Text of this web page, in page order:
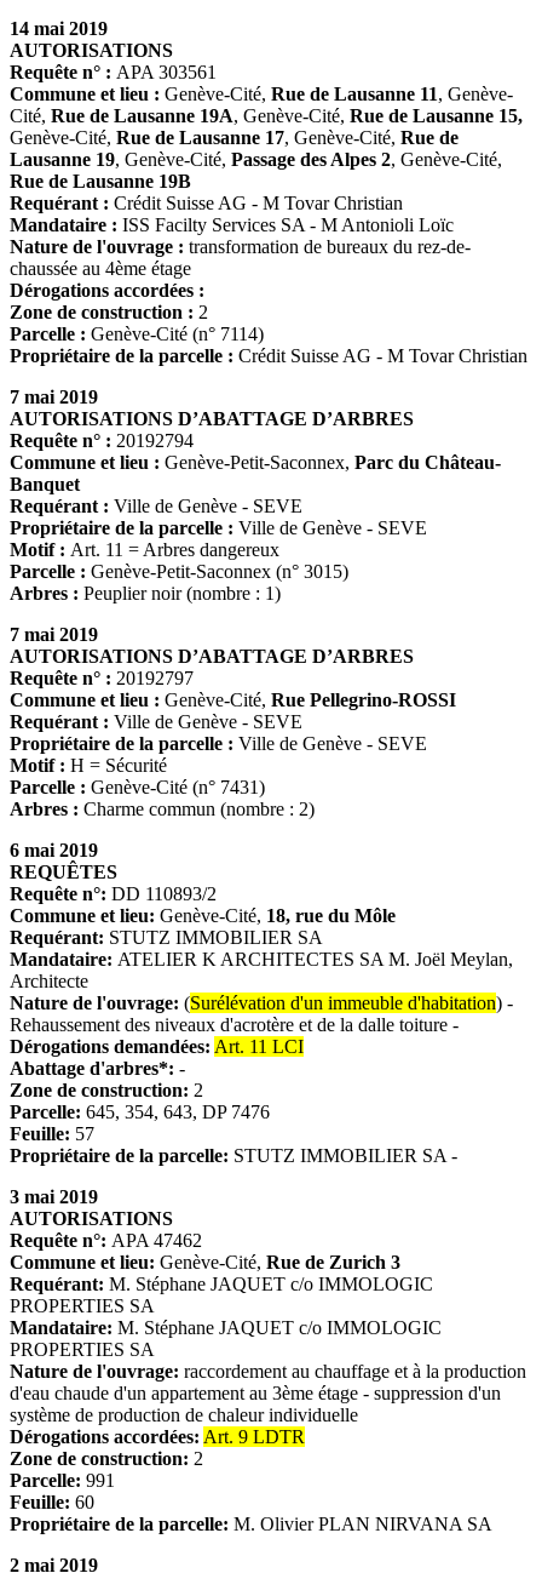
14 mai 2019
AUTORISATIONS
Requête n° : APA 303561
Commune et lieu : Genève-Cité, Rue de Lausanne 11, Genève-
Cité, Rue de Lausanne 19A, Genève-Cité, Rue de Lausanne 15,
Genève-Cité, Rue de Lausanne 17, Genève-Cité, Rue de
Lausanne 19, Genève-Cité, Passage des Alpes 2, Genève-Cité,
Rue de Lausanne 19B
Requérant : Crédit Suisse AG - M Tovar Christian
Mandataire : ISS Facilty Services SA - M Antonioli Loïc
Nature de l'ouvrage : transformation de bureaux du rez-de-
chaussée au 4ème étage
Dérogations accordées :
Zone de construction : 2
Parcelle : Genève-Cité (n° 7114)
Propriétaire de la parcelle : Crédit Suisse AG - M Tovar Christian
7 mai 2019
AUTORISATIONS D’ABATTAGE D’ARBRES
Requête n° : 20192794
Commune et lieu : Genève-Petit-Saconnex, Parc du Château-
Banquet
Requérant : Ville de Genève - SEVE
Propriétaire de la parcelle : Ville de Genève - SEVE
Motif : Art. 11 = Arbres dangereux
Parcelle : Genève-Petit-Saconnex (n° 3015)
Arbres : Peuplier noir (nombre : 1)
7 mai 2019
AUTORISATIONS D’ABATTAGE D’ARBRES
Requête n° : 20192797
Commune et lieu : Genève-Cité, Rue Pellegrino-ROSSI
Requérant : Ville de Genève - SEVE
Propriétaire de la parcelle : Ville de Genève - SEVE
Motif : H = Sécurité
Parcelle : Genève-Cité (n° 7431)
Arbres : Charme commun (nombre : 2)
6 mai 2019
REQUÊTES
Requête n°: DD 110893/2
Commune et lieu: Genève-Cité, 18, rue du Môle
Requérant: STUTZ IMMOBILIER SA
Mandataire: ATELIER K ARCHITECTES SA M. Joël Meylan,
Architecte
Nature de l'ouvrage: (Surélévation d'un immeuble d'habitation) -
Rehaussement des niveaux d'acrotère et de la dalle toiture -
Dérogations demandées: Art. 11 LCI
Abattage d'arbres*: -
Zone de construction: 2
Parcelle: 645, 354, 643, DP 7476
Feuille: 57
Propriétaire de la parcelle: STUTZ IMMOBILIER SA -
3 mai 2019
AUTORISATIONS
Requête n°: APA 47462
Commune et lieu: Genève-Cité, Rue de Zurich 3
Requérant: M. Stéphane JAQUET c/o IMMOLOGIC
PROPERTIES SA
Mandataire: M. Stéphane JAQUET c/o IMMOLOGIC
PROPERTIES SA
Nature de l'ouvrage: raccordement au chauffage et à la production
d'eau chaude d'un appartement au 3ème étage - suppression d'un
système de production de chaleur individuelle
Dérogations accordées: Art. 9 LDTR
Zone de construction: 2
Parcelle: 991
Feuille: 60
Propriétaire de la parcelle: M. Olivier PLAN NIRVANA SA
2 mai 2019